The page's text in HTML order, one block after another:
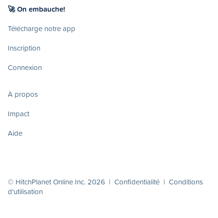
🚀 On embauche!
Télécharge notre app
Inscription
Connexion
À propos
Impact
Aide
© HitchPlanet Online Inc. 2026 | Confidentialité | Conditions
d'utilisation